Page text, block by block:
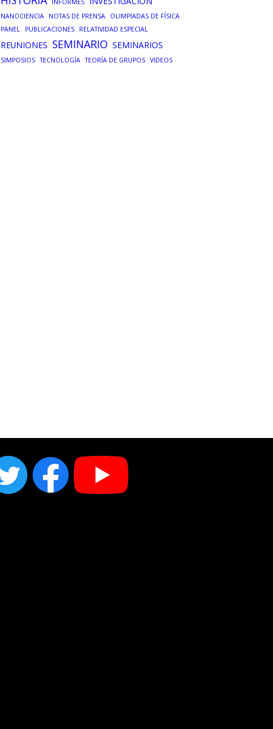
INFORMES
NANOCIENCIA NOTAS DE PRENSA
OLIMPIADAS DE FÍSICA
PANEL
PUBLICACIONES RELATIVIDAD ESPECIAL
REUNIONES SEMINARIO SEMINARIOS
SIMPOSIOS TECNOLOGÍA TEORÍA DE GRUPOS VIDEOS